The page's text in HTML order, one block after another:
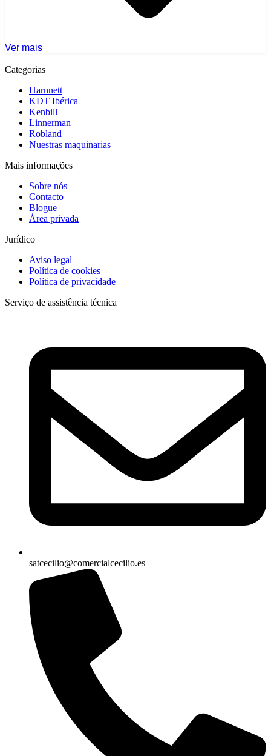
Ver mais
Categorias
Harnnett
KDT Ibérica
Kenbill
Linnerman
Robland
Nuestras maquinarias
Mais informações
Sobre nós
Contacto
Blogue
Área privada
Jurídico
Aviso legal
Política de cookies
Política de privacidade
Serviço de assistência técnica
satcecilio@comercialcecilio.es